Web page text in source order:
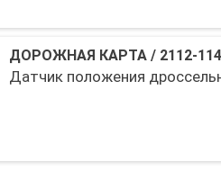
ДОРОЖНАЯ КАРТА/ 2112-
Датчик положения